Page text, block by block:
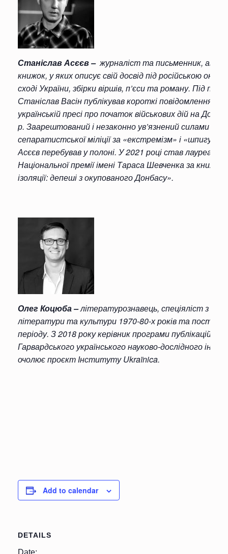
Станіслав Асєєв – журналіст та письменник,
книжок, у яких описує свій досвід під російською
сході України, збірки віршів, п’єси та роману. Під
Станіслав Васін публікував короткі повідомлення в
українській пресі про початок військових дій на
р. Заарештований і незаконно ув’язнений силами
сепаратистської міліції за «екстремізм» і
Асєєв перебував у полоні. У 2021 році став лауреатом
Національної премії імені Тараса Шевченка за книжку
ізоляції: депеші з окупованого Донбасу».
Олег Коцюба –літературознавець, спеціяліст з
літератури та культури 1970-80-х років та
періоду. З 2018 року керівник програми публікацій
Гарвардського українського науково-дослідного
очолює проєкт Інституту Ukraïnica.
Add to calendar
DETAILS
Date: